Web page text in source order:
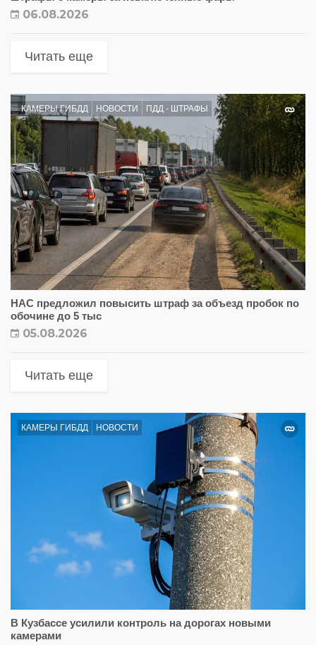
06.08.2026
Читать еще
КАМЕРЫ ГИБДД НОВОСТИ ПДД - ШТРАФЫ
НАС предложил повысить штраф за объезд пробок по
обочине до 5 тыс
05.08.2026
Читать еще
КАМЕРЫ ГИБДД НОВОСТИ
В Кузбассе усилили контроль на дорогах новыми
камерами